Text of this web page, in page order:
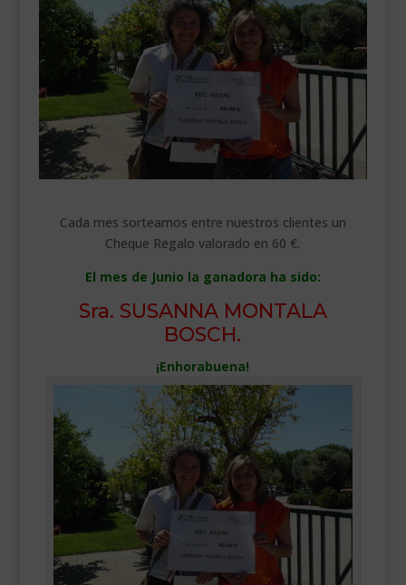
___________________________
VEURE EN CATALÀ
Cada mes sorteamos entre nuestros clientes un
Cheque Regalo valorado en 60 €.
El mes de Junio la ganadora ha sido:
Sra. SUSANNA MONTALA
BOSCH.
¡Enhorabuena!